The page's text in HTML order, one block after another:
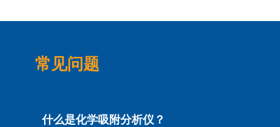
常见问题
什么是化学吸附分析仪？